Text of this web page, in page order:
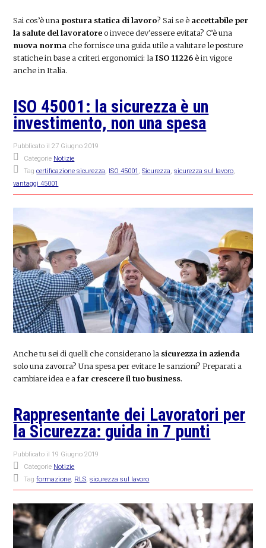
Sai cos’è una postura statica di lavoro? Sai se è accettabile per
la salute del lavoratoreo invece dev’essere evitata? C’è una
nuova norma che fornisce una guida utile a valutare le posture
statiche in base a criteri ergonomici: la ISO 11226è in vigore
anche in Italia.
ISO 45001: la sicurezza è un
investimento, non una spesa
Pubblicato il27 Giugno 2019
Categorie Notizie
Tagcertificazione sicurezza, ISO 45001 ,Sicurezza,sicurezza sul lavoro,
vantaggi 45001
Anche tu sei di quelli che considerano la sicurezza in azienda
solo una zavorra? Una spesa per evitare le sanzioni? Preparati a
cambiare idea e afar crescere il tuo business.
Rappresentante dei Lavoratori per
la Sicurezza: guida in 7 punti
Pubblicato il 19 Giugno 2019
Categorie Notizie
Tagformazione, RLS,sicurezza sul lavoro